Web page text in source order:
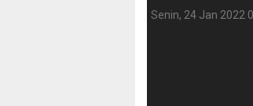
Senin, 24 Jan 2022